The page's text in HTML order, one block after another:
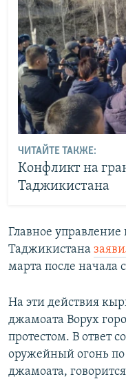
ЧИТАЙТЕ ТАКЖЕ:
Конфликт на
Таджикистана
Главное
Таджикистана
марта после начала
На эти действия
джамоата Ворух
протестом. В ответ
оружейный огонь
джамоата,